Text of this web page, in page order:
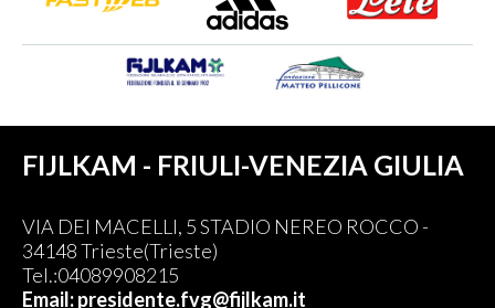
FIJLKAM - FRIULI-VENEZIA GIULIA
VIA DEI MACELLI, 5 STADIO NEREO ROCCO -
34148 Trieste(Trieste)
Tel.:04089908215
Email: presidente.fvg@fijlkam.it